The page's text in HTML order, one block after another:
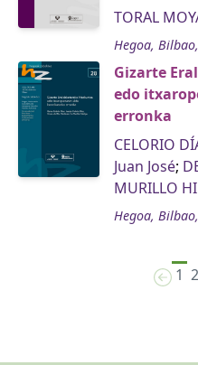
TORAL
Hegoa,
Gizarte
edo
erronka
CELORIO
Juan José;
MURILLO
Hegoa,
1 2